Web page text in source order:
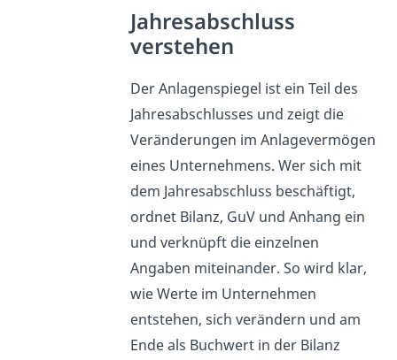
Jahresabschluss
verstehen
Der Anlagenspiegel ist ein Teil des
Jahresabschlusses und zeigt die
Veränderungen im Anlagevermögen
eines Unternehmens. Wer sich mit
dem Jahresabschluss beschäftigt,
ordnet Bilanz, GuV und Anhang ein
und verknüpft die einzelnen
Angaben miteinander. So wird klar,
wie Werte im Unternehmen
entstehen, sich verändern und am
Ende als Buchwert in der Bilanz